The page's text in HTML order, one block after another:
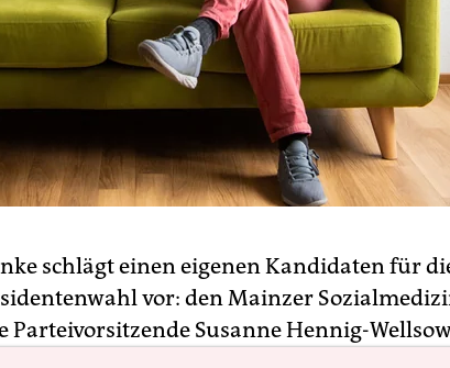
schlägt einen eigenen Kandidaten für
vor: den Mainzer
Parteivorsitzende Susanne Hennig-